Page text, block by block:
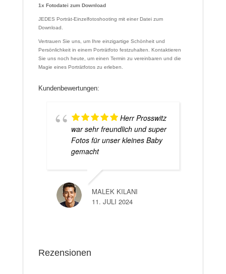
1x Fotodatei zum Download
JEDES Porträt-Einzelfotoshooting mit einer Datei zum
Download.
Vertrauen Sie uns, um Ihre einzigartige Schönheit und
Persönlichkeit in einem Porträtfoto festzuhalten. Kontaktieren
Sie uns noch heute, um einen Termin zu vereinbaren und die
Magie eines Porträtfotos zu erleben.
Kundenbewertungen:
Herr Prosswitz
war sehr freundlich und super
Fotos für unser kleines Baby
gemacht
MALEK KILANI
11. JULI 2024
Rezensionen